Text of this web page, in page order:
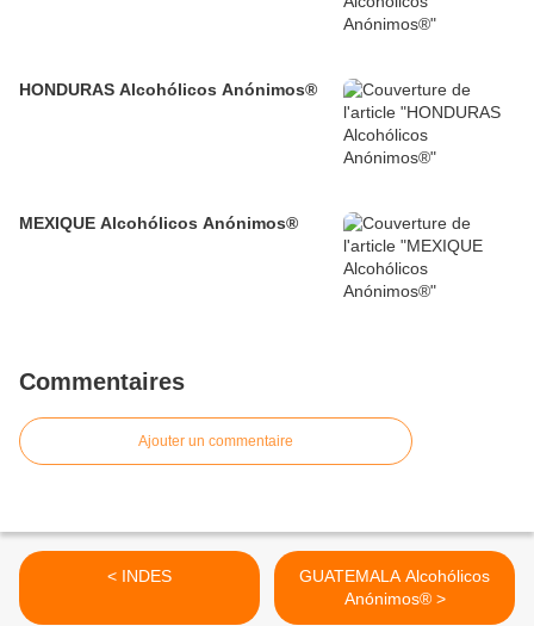
HONDURAS Alcohólicos Anónimos®
MEXIQUE Alcohólicos Anónimos®
Commentaires
Ajouter un commentaire
< INDES
GUATEMALA Alcohólicos
Anónimos® >